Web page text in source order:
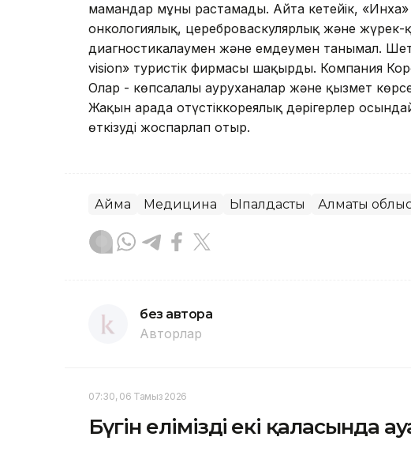
мамандар мұны растамады. Айта кетейік,
онкологиялық, цереброваскулярлық және жүрек-
диагностикалаумен және емдеумен танымал.
vision» туристік фирмасы шақырды. Компания
Олар - көпсалалы ауруханалар және қызмет
Жақын арада оңтүстіккореялық дәрігерлер
өткізуді жоспарлап отыр.
Аймақ Медицина Ықпалдастық Алматы
без автора
Авторлар
07:30, 06 Тамыз 2026
Бүгін еліміздің екі